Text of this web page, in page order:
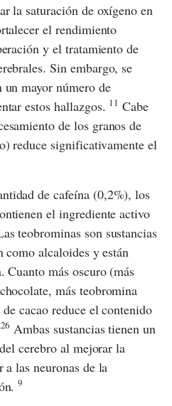
la saturación de oxígeno en
el rendimiento
y el tratamiento de
Sin embargo, se
un mayor número de
estos hallazgos. 11 Cabe
de los granos de
reduce significativamente el
de cafeína (0,2%), los
el ingrediente activo
teobrominas son sustancias
alcaloides y están
Cuanto más oscuro (más
más teobromina
cacao reduce el contenido
Ambas sustancias tienen un
cerebro al mejorar la
las neuronas de la
9